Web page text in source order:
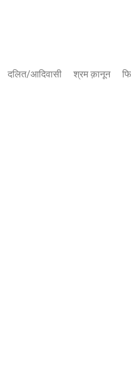
दलित/आदिवासी श्रम क़ानून